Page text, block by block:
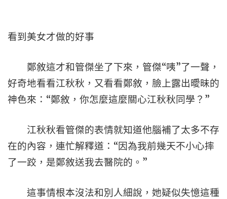
看到美女才做的好事
鄭敘這才和管傑坐了下來，管傑“咦”了一聲，
好奇地看看江秋秋，又看看鄭敘，臉上露出曖昧的
神色來：“鄭敘，你怎麼這麼關心江秋秋同學？”
江秋秋看管傑的表情就知道他腦補了太多不存
在的內容，連忙解釋道：“因為我前幾天不小心摔
了一跤，是鄭敘送我去醫院的。”
這事情根本沒法和別人細說，她疑似失憶這種